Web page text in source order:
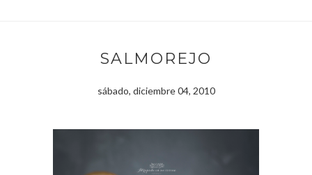
SALMOREJO
sábado, diciembre 04, 2010